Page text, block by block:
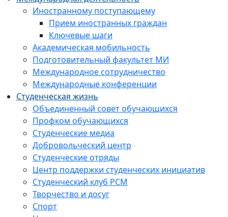
Иностранному поступающему
Прием иностранных граждан
Ключевые шаги
Академическая мобильность
Подготовительный факультет МИ
Международное сотрудничество
Международные конференции
Студенческая жизнь
Объединенный совет обучающихся
Профком обучающихся
Студенческие медиа
Добровольческий центр
Студенческие отряды
Центр поддержки студенческих инициатив
Студенческий клуб РСМ
Творчество и досуг
Спорт